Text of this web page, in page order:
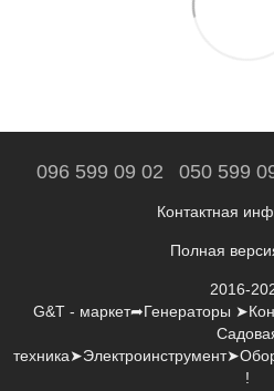
096 599 09 02 050 599
Контактная
Полная
2016-
G&T - маркет➦Генераторы
!